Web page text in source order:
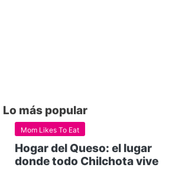
Lo más popular
Mom Likes To Eat
Hogar del Queso: el lugar
donde todo Chilchota vive